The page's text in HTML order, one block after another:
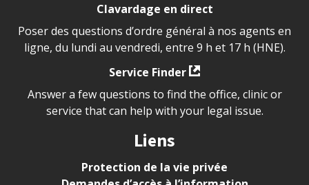
Clavardage en direct
Poser des questions d’ordre général à nos agents en
ligne, du lundi au vendredi, entre 9 h et 17 h (HNE).
Service Finder
Answer a few questions to find the office, clinic or
service that can help with your legal issue.
Liens
Protection de la vie privée